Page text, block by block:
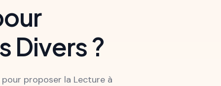
Divers ?
proposer la Lecture à